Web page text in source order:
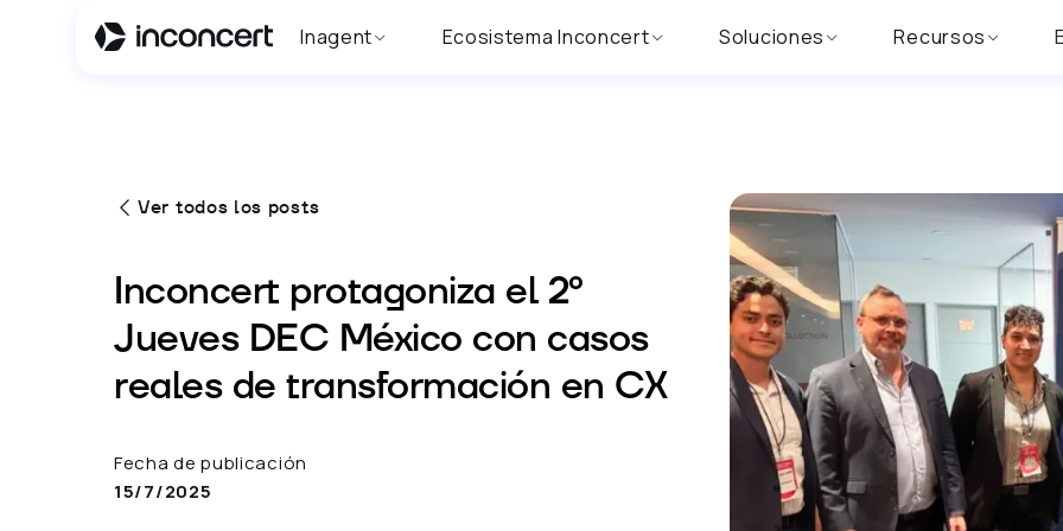
Inagent Ecosistema Inconcert Soluciones Recursos
Ver todos los posts
Inconcert protagoniza el 2º
Jueves DEC México con casos
reales de transformación en CX
Fecha de publicación
15/7/2025